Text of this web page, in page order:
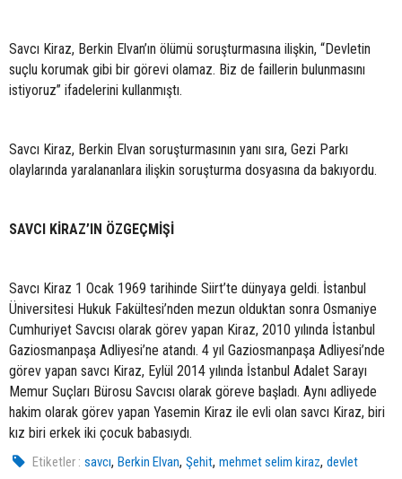
Savcı Kiraz, Berkin Elvan’ın ölümü soruşturmasına ilişkin, “Devletin
suçlu korumak gibi bir görevi olamaz. Biz de faillerin bulunmasını
istiyoruz” ifadelerini kullanmıştı.
Savcı Kiraz, Berkin Elvan soruşturmasının yanı sıra, Gezi Parkı
olaylarında yaralananlara ilişkin soruşturma dosyasına da bakıyordu.
SAVCI KİRAZ’IN ÖZGEÇMİŞİ
Savcı Kiraz 1 Ocak 1969 tarihinde Siirt’te dünyaya geldi. İstanbul
Üniversitesi Hukuk Fakültesi’nden mezun olduktan sonra Osmaniye
Cumhuriyet Savcısı olarak görev yapan Kiraz, 2010 yılında İstanbul
Gaziosmanpaşa Adliyesi’ne atandı. 4 yıl Gaziosmanpaşa Adliyesi’nde
görev yapan savcı Kiraz, Eylül 2014 yılında İstanbul Adalet Sarayı
Memur Suçları Bürosu Savcısı olarak göreve başladı. Aynı adliyede
hakim olarak görev yapan Yasemin Kiraz ile evli olan savcı Kiraz, biri
kız biri erkek iki çocuk babasıydı.
Etiketler : savcı,Berkin Elvan,Şehit,mehmet selim kiraz,devlet